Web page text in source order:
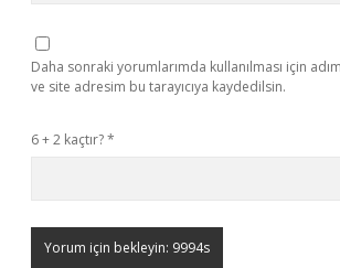
Daha sonraki yorumlarımda kullanılması için
ve site adresim bu tarayıcıya kaydedilsin.
6 + 2 kaçtır?*